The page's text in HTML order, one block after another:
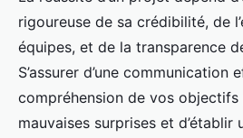
Lucas•8 octobre 2025•6 min de
rigoureuse de sa crédibilité, de
équipes, et de la transparence
S’assurer d’une communication
compréhension de vos objectifs
mauvaises surprises et d’établir